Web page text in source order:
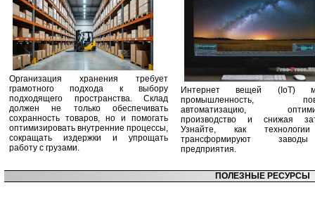
Организация хранения требует
грамотного подхода к выбору
подходящего пространства. Склад
должен не только обеспечивать
сохранность товаров, но и помогать
оптимизировать внутренние процессы,
сокращать издержки и упрощать
работу с грузами.
Интернет вещей (IoT)
промышленность,
автоматизацию,
производство и снижая
Узнайте, как
трансформируют
предприятия.
ПОЛЕЗНЫЕ РЕСУРСЫ